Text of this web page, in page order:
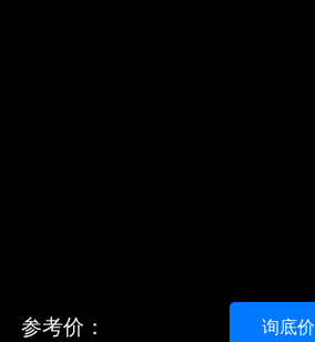
参考价： 询底价